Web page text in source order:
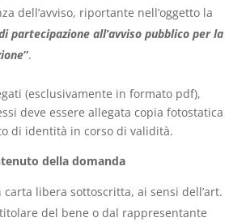
dell’avviso, riportante nell’oggetto la
partecipazione all’avviso pubblico per la
”.
(esclusivamente in formato pdf),
deve essere allegata copia fotostatica
di identità in corso di validità.
della domanda
libera sottoscritta, ai sensi dell’art.
del bene o dal rappresentante